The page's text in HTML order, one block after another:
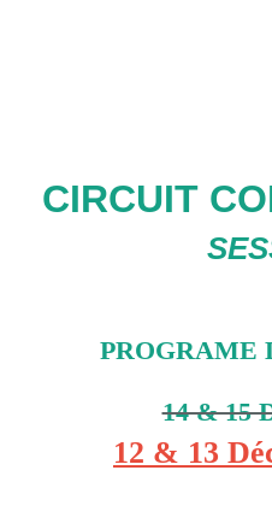
CIRCUIT
PROGRAME
14 & 15
12 & 13